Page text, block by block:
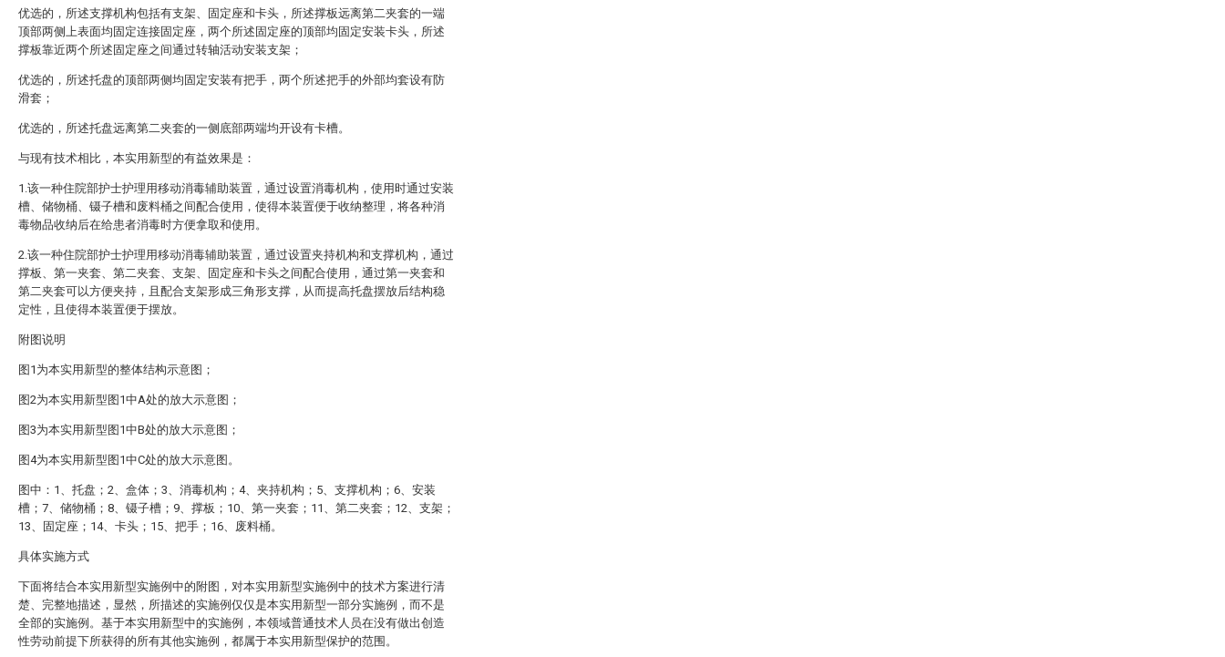
优选的，所述支撑机构包括有支架、固定座和卡头，所述撑板远离第二夹套的一端
顶部两侧上表面均固定连接固定座，两个所述固定座的顶部均固定安装卡头，所述
撑板靠近两个所述固定座之间通过转轴活动安装支架；
优选的，所述托盘的顶部两侧均固定安装有把手，两个所述把手的外部均套设有防
滑套；
优选的，所述托盘远离第二夹套的一侧底部两端均开设有卡槽。
与现有技术相比，本实用新型的有益效果是：
1.该一种住院部护士护理用移动消毒辅助装置，通过设置消毒机构，使用时通过安装
槽、储物桶、镊子槽和废料桶之间配合使用，使得本装置便于收纳整理，将各种消
毒物品收纳后在给患者消毒时方便拿取和使用。
2.该一种住院部护士护理用移动消毒辅助装置，通过设置夹持机构和支撑机构，通过
撑板、第一夹套、第二夹套、支架、固定座和卡头之间配合使用，通过第一夹套和
第二夹套可以方便夹持，且配合支架形成三角形支撑，从而提高托盘摆放后结构稳
定性，且使得本装置便于摆放。
附图说明
图1为本实用新型的整体结构示意图；
图2为本实用新型图1中A处的放大示意图；
图3为本实用新型图1中B处的放大示意图；
图4为本实用新型图1中C处的放大示意图。
图中：1、托盘；2、盒体；3、消毒机构；4、夹持机构；5、支撑机构；6、安装
槽；7、储物桶；8、镊子槽；9、撑板；10、第一夹套；11、第二夹套；12、支架；
13、固定座；14、卡头；15、把手；16、废料桶。
具体实施方式
下面将结合本实用新型实施例中的附图，对本实用新型实施例中的技术方案进行清
楚、完整地描述，显然，所描述的实施例仅仅是本实用新型一部分实施例，而不是
全部的实施例。基于本实用新型中的实施例，本领域普通技术人员在没有做出创造
性劳动前提下所获得的所有其他实施例，都属于本实用新型保护的范围。